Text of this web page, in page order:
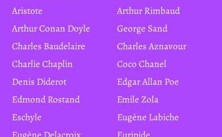
Aristote
Arthur Rimbaud
Arthur Conan Doyle
George Sand
Charles Baudelaire
Charles Aznavour
Charlie Chaplin
Coco Chanel
Denis Diderot
Edgar Allan Poe
Edmond Rostand
Emile Zola
Eschyle
Eugène Labiche